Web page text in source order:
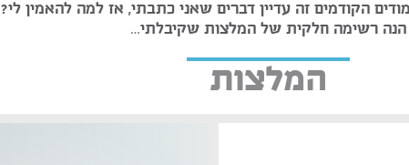
הקודמים זה עדיין דברים שאני כתבתי, אז למה להאמין לי?
הנה רשימה חלקית של המלצות שקיבלתי…
המלצות